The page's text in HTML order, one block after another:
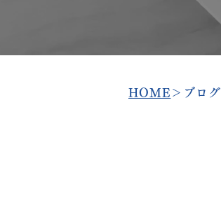
​HOME ＞ブログ